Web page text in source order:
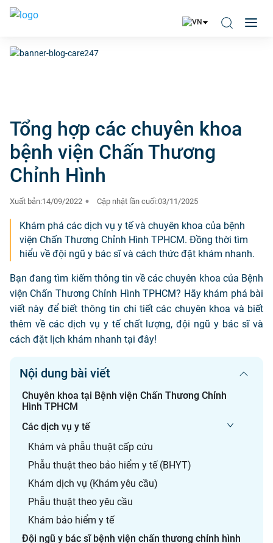
Tổng hợp các chuyên khoa
bệnh viện Chấn Thương
Chỉnh Hình
Xuất bản:14/09/2022 Cập nhật lần cuối:03/11/2025
Khám phá các dịch vụ y tế và chuyên khoa của bệnh
viện Chấn Thương Chỉnh Hình TPHCM. Đồng thời tìm
hiểu về đội ngũ y bác sĩ và cách thức đặt khám nhanh.
Bạn đang tìm kiếm thông tin về các chuyên khoa của Bệnh
viện Chấn Thương Chỉnh Hình TPHCM? Hãy khám phá bài
viết này để biết thông tin chi tiết các chuyên khoa và biết
thêm về các dịch vụ y tế chất lượng, đội ngũ y bác sĩ và
cách đặt lịch khám nhanh tại đây!
Nội dung bài viết
Chuyên khoa tại Bệnh viện Chấn Thương Chỉnh
Hình TPHCM
Các dịch vụ y tế
Khám và phẫu thuật cấp cứu
Phẫu thuật theo bảo hiểm y tế (BHYT)
Khám dịch vụ (Khám yêu cầu)
Phẫu thuật theo yêu cầu
Khám bảo hiểm y tế
Đội ngũ y bác sĩ bệnh viện chấn thương chỉnh hình